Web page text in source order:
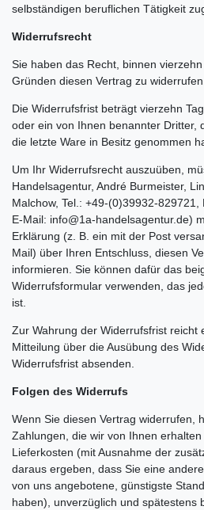
selbständigen beruflichen Tätigkeit
Widerrufsrecht
Sie haben das Recht, binnen
Gründen diesen Vertrag zu
Die Widerrufsfrist beträgt vierzehn
oder ein von Ihnen benannter Dritter,
die letzte Ware in Besitz genommen
Um Ihr Widerrufsrecht auszuüben,
Handelsagentur, André Burmeister,
Malchow, Tel.: +49-(0)39932-
E-Mail: info@1a-handelsagentur.de)
Erklärung (z. B. ein mit der Post
Mail) über Ihren Entschluss, diesen
informieren. Sie können dafür das
Widerrufsformular verwenden, das
ist.
Zur Wahrung der Widerrufsfrist reicht
Mitteilung über die Ausübung des
Widerrufsfrist absenden.
Folgen des Widerrufs
Wenn Sie diesen Vertrag widerrufen,
Zahlungen, die wir von Ihnen
Lieferkosten (mit Ausnahme der
daraus ergeben, dass Sie eine
von uns angebotene, günstigste
haben), unverzüglich und spätestens